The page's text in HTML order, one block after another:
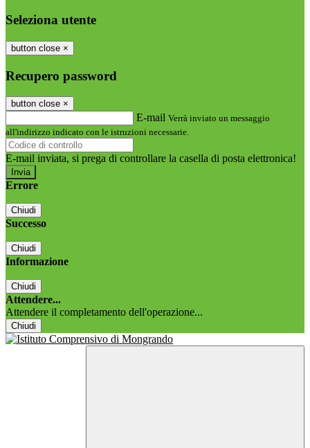
Seleziona utente
button close ×
Recupero password
button close ×
E-mail Verrà inviato un messaggio
all'indirizzo indicato con le istruzioni necessarie.
E-mail inviata, si prega di controllare la casella di posta elettronica!
Errore
Chiudi
Successo
Chiudi
Informazione
Chiudi
Attendere...
Attendere il completamento dell'operazione...
Chiudi